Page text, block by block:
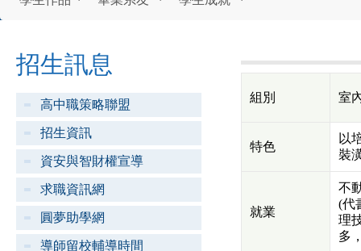
招生訊息
高中職策略聯盟
招生資訊
資安與智財權宣導
求職資訊網
圓夢助學網
導師留校輔導時間
組別 室
特色
以
裝
就業
不
(代
理
多